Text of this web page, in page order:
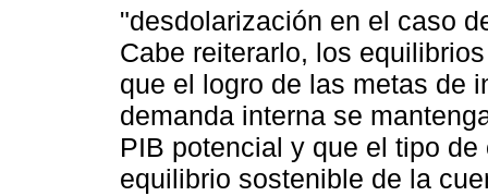
"desdolarización en el caso
Cabe reiterarlo, los
que el logro de las metas de
demanda interna se
PIB potencial y que el tipo
equilibrio sostenible de la